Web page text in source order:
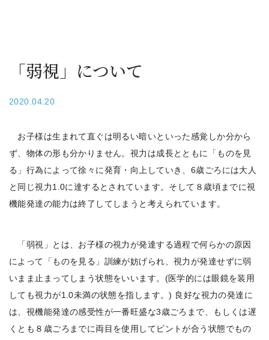
「弱視」について
2020.04.20
お子様は生まれて直ぐは明るい暗いといった感覚しか分から
ず、物体の形も分かりません。視力は成長とともに「ものを見
る」行為によって徐々に発育・向上していき、6歳ごろには大人
と同じ視力1.0に達するとされています。そして８歳頃までに視
機能発達の能力は終了してしまうと考えられています。
「弱視」とは、お子様の視力が発達する過程で何らかの原因
によって「ものを見る」訓練が妨げられ、視力が発達せずに弱
いまま止まってしまう状態をいいます。(医学的には眼鏡を装用
しても視力が1.0未満の状態を指します。) 良好な視力の発達に
は、視機能発達の感受性が一番旺盛な3歳ごろまで、もしくは遅
くとも８歳ごろまでに両目を使用してピントが合う状態でもの